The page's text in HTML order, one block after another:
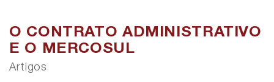
O CONTRATO ADMINISTRATIVO
E O MERCOSUL
Artigos